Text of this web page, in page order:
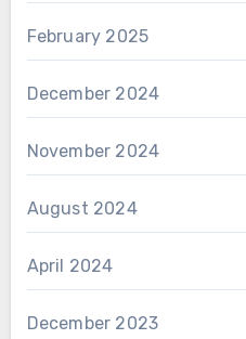
February 2025
December 2024
November 2024
August 2024
April 2024
December 2023